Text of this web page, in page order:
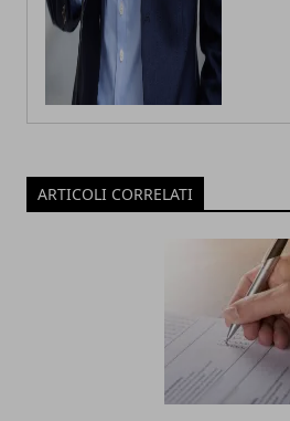
ARTICOLI CORRELATI